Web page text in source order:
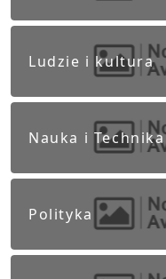
Ludzie i kultura
Nauka i Technika
Polityka